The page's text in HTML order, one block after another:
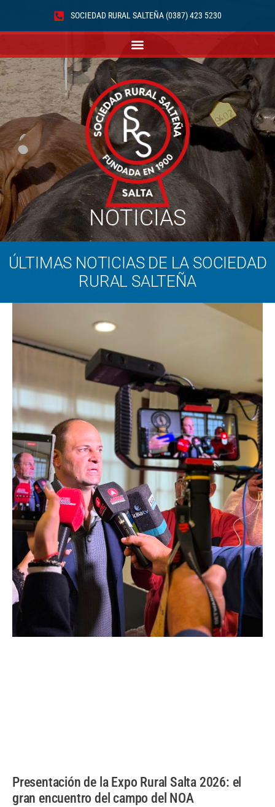
SOCIEDAD RURAL SALTEÑA (0387) 423 5230
NOTICIAS
ÚLTIMAS NOTICIAS DE LA SOCIEDAD
RURAL SALTEÑA
Presentación de la Expo Rural Salta 2026: el
gran encuentro del campo del NOA